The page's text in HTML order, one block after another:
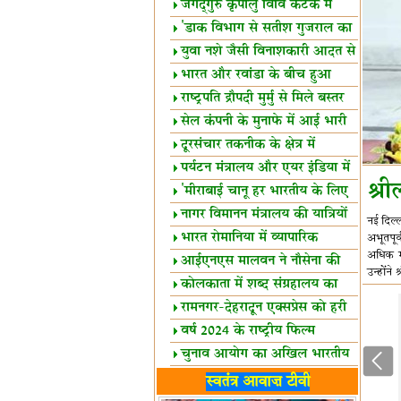
स्थल घोषित
जगद्गुरु कृपालु विवि कटक में
शैक्षिक सत्र शुरू
'डाक विभाग से सतीश गुजराल का
रिश्ता गहरा'
युवा नशे जैसी विनाशकारी आदत से
दूर रहें-मोदी
भारत और रवांडा के बीच हुआ
व्यापार विस्तार
राष्ट्रपति द्रौपदी मुर्मु से मिले बस्तर
के प्रतिनिधि
सेल कंपनी के मुनाफे में आई भारी
उछाल!
दूरसंचार तकनीक के क्षेत्र में
उत्कृष्टता पुरस्कार
पर्यटन मंत्रालय और एयर इंडिया में
समझौता
'मीराबाई चानू हर भारतीय के लिए
प्रेरणा'
नागर विमानन मंत्रालय की यात्रियों
को सलाह
भारत रोमानिया में व्यापारिक
साझेदारियां
आईएनएस मालवन ने नौसेना की
ताकत बढ़ाई
कोलकाता में शब्द संग्रहालय का
उद्घाटन
रामनगर-देहरादून एक्सप्रेस को हरी
झंडीवर्ष 2024 के राष्ट्रीय फिल्म
पुरस्कारों की घोषणा
चुनाव आयोग का अखिल भारतीय
मीडिया सम्मेलन
भारत में केवड़े का अस्तित्‍व 24
स्वतंत्र आवाज़ टीवी
नई
अधिक
उन्‍होंने